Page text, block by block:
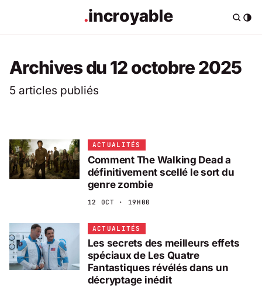
Archives du 12 octobre 2025
5 articles publiés
ACTUALITÉS
Comment The Walking Dead a
définitivement scellé le sort du
genre zombie
12 OCT · 19H00
ACTUALITÉS
Les secrets des meilleurs effets
spéciaux de Les Quatre
Fantastiques révélés dans un
décryptage inédit